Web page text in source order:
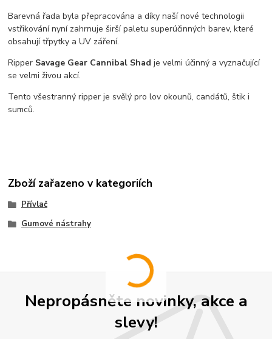
Barevná řada byla přepracována a díky naší nové technologii
vstřikování nyní zahrnuje širší paletu superúčinných barev, které
obsahují třpytky a UV záření.
Ripper Savage Gear Cannibal Shad je velmi účinný a vyznačující
se velmi živou akcí.
Tento všestranný ripper je svělý pro lov okounů, candátů, štik i
sumců.
Zboží zařazeno v kategoriích
Přívlač
Gumové nástrahy
Nepropásněte novinky, akce a
slevy!